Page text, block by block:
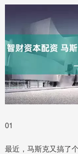
01
最近，马斯克又搞了